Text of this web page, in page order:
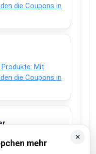
die Coupons in
Mit
die Coupons in
bis zu 50 % + 30
×
mehr